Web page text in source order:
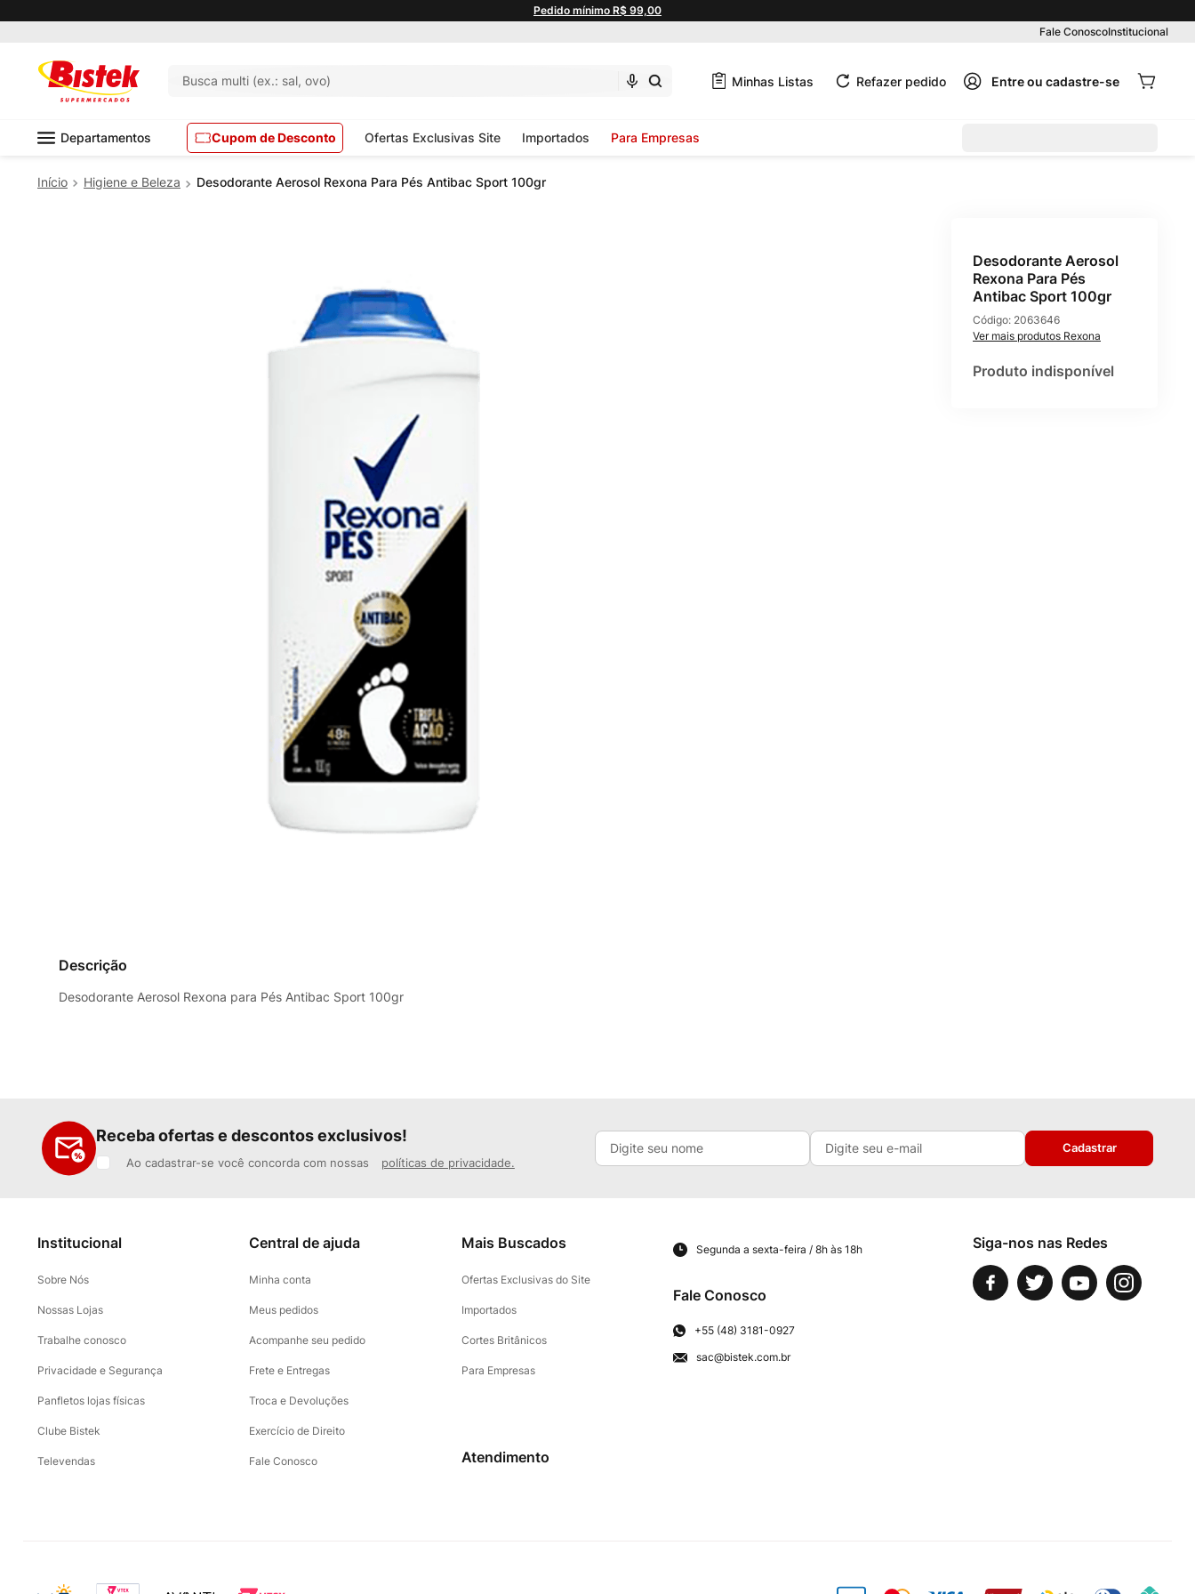
Pedido mínimo R$ 99,00
Fale ConoscoInstitucional
Busca multi (ex.: sal, ovo) Minhas Listas Refazer pedido
Departamentos Cupom de Desconto Ofertas Exclusivas Site Importados Para Empresas
Higiene e Beleza Desodorante Aerosol Rexona Para Pés Antibac Sport 100gr
Desodorante Aerosol
Rexona Para Pés
Antibac Sport 100gr
Código: 2063646
Rexona
Produto indisponível
Descrição
Desodorante Aerosol Rexona para Pés Antibac Sport 100gr
Receba ofertas e descontos exclusivos!
Ao cadastrar-se você concorda com nossas políticas de privacidade.
Cadastrar
Institucional
Sobre Nós
Nossas Lojas
Trabalhe conosco
Privacidade e Segurança
Panfletos lojas físicas
Clube Bistek
Televendas
Central de ajuda
Minha conta
Meus pedidos
Acompanhe seu pedido
Frete e Entregas
Troca e Devoluções
Exercício de Direito
Fale Conosco
Mais Buscados
Ofertas Exclusivas do Site
Importados
Cortes Britânicos
Para Empresas
Atendimento
Segunda a sexta-feira / 8h às 18h
Fale Conosco
+55 (48) 3181-0927
sac@bistek.com.br
Siga-nos nas Redes